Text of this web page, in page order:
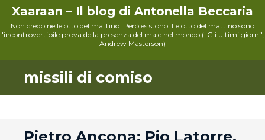
Xaaraan – Il blog di Antonella Beccaria
Non credo nelle otto del mattino. Però esistono. Le otto del mattino sono
l'incontrovertibile prova della presenza del male nel mondo ("Gli ultimi giorni",
Andrew Masterson)
missili di comiso
Pietro Ancona: Pio Latorre,